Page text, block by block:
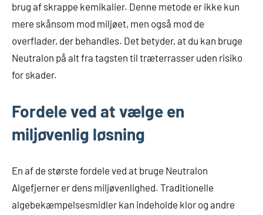
brug af skrappe kemikalier. Denne metode er ikke kun
mere skånsom mod miljøet, men også mod de
overflader, der behandles. Det betyder, at du kan bruge
Neutralon på alt fra tagsten til træterrasser uden risiko
for skader.
Fordele ved at vælge en
miljøvenlig løsning
En af de største fordele ved at bruge Neutralon
Algefjerner er dens miljøvenlighed. Traditionelle
algebekæmpelsesmidler kan indeholde klor og andre